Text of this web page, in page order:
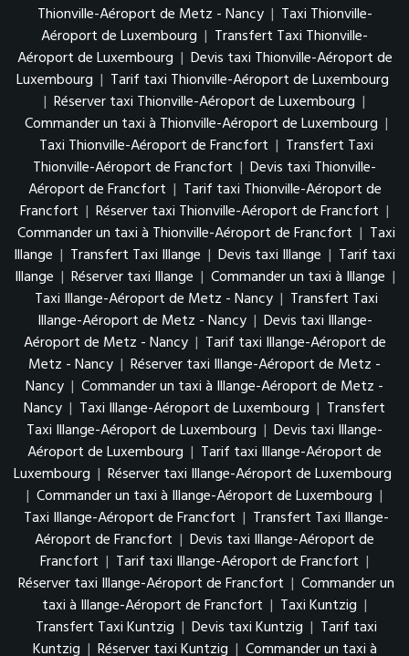
Thionville-Aéroport de Metz - Nancy | Taxi Thionville-
Aéroport de Luxembourg | Transfert Taxi Thionville-
Aéroport de Luxembourg | Devis taxi Thionville-Aéroport de
Luxembourg | Tarif taxi Thionville-Aéroport de Luxembourg
| Réserver taxi Thionville-Aéroport de Luxembourg |
Commander un taxi à Thionville-Aéroport de Luxembourg |
Taxi Thionville-Aéroport de Francfort | Transfert Taxi
Thionville-Aéroport de Francfort | Devis taxi Thionville-
Aéroport de Francfort | Tarif taxi Thionville-Aéroport de
Francfort | Réserver taxi Thionville-Aéroport de Francfort |
Commander un taxi à Thionville-Aéroport de Francfort | Taxi
Illange | Transfert Taxi Illange | Devis taxi Illange | Tarif taxi
Illange | Réserver taxi Illange | Commander un taxi à Illange |
Taxi Illange-Aéroport de Metz - Nancy | Transfert Taxi
Illange-Aéroport de Metz - Nancy | Devis taxi Illange-
Aéroport de Metz - Nancy | Tarif taxi Illange-Aéroport de
Metz - Nancy | Réserver taxi Illange-Aéroport de Metz -
Nancy | Commander un taxi à Illange-Aéroport de Metz -
Nancy | Taxi Illange-Aéroport de Luxembourg | Transfert
Taxi Illange-Aéroport de Luxembourg | Devis taxi Illange-
Aéroport de Luxembourg | Tarif taxi Illange-Aéroport de
Luxembourg | Réserver taxi Illange-Aéroport de Luxembourg
| Commander un taxi à Illange-Aéroport de Luxembourg |
Taxi Illange-Aéroport de Francfort | Transfert Taxi Illange-
Aéroport de Francfort | Devis taxi Illange-Aéroport de
Francfort | Tarif taxi Illange-Aéroport de Francfort |
Réserver taxi Illange-Aéroport de Francfort | Commander un
taxi à Illange-Aéroport de Francfort | Taxi Kuntzig |
Transfert Taxi Kuntzig | Devis taxi Kuntzig | Tarif taxi
Kuntzig | Réserver taxi Kuntzig | Commander un taxi à